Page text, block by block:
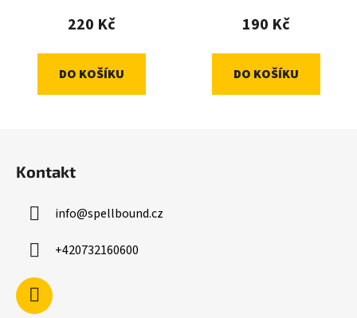
220 Kč
DO KOŠÍKU
190 Kč
DO KOŠÍKU
Kontakt
info@spellbound.cz
+420732160600